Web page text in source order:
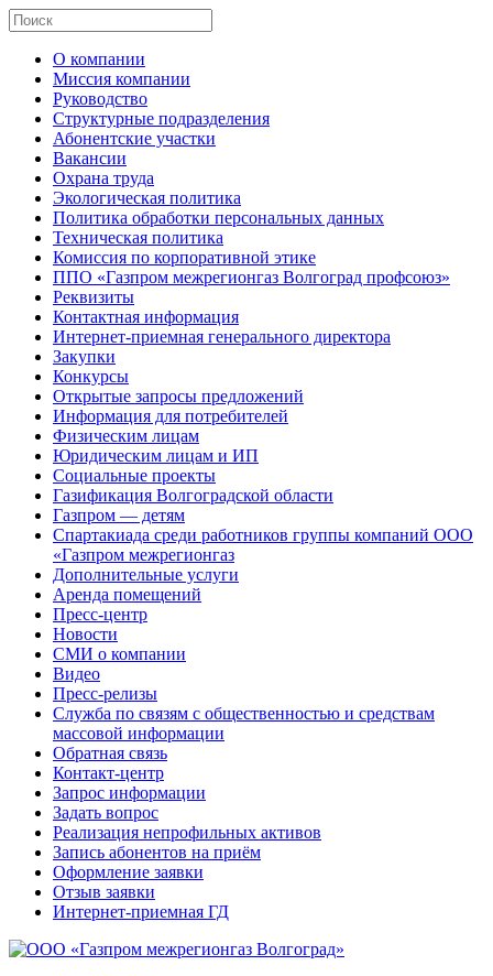
О компании
Миссия компании
Руководство
Структурные подразделения
Абонентские участки
Вакансии
Охрана труда
Экологическая политика
Политика обработки персональных данных
Техническая политика
Комиссия по корпоративной этике
ППО «Газпром межрегионгаз Волгоград профсоюз»
Реквизиты
Контактная информация
Интернет-приемная генерального директора
Закупки
Конкурсы
Открытые запросы предложений
Информация для потребителей
Физическим лицам
Юридическим лицам и ИП
Социальные проекты
Газификация Волгоградской области
Газпром — детям
Спартакиада среди работников группы компаний ООО
«Газпром межрегионгаз
Дополнительные услуги
Аренда помещений
Пресс-центр
Новости
СМИ о компании
Видео
Пресс-релизы
Служба по связям с общественностью и средствам
массовой информации
Обратная связь
Контакт-центр
Запрос информации
Задать вопрос
Реализация непрофильных активов
Запись абонентов на приём
Оформление заявки
Отзыв заявки
Интернет-приемная ГД